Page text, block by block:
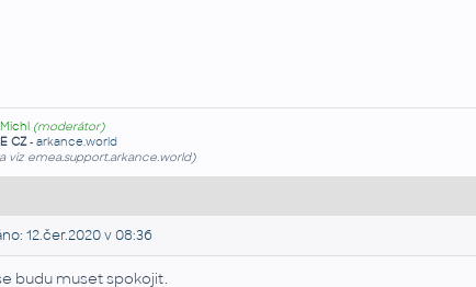
(moderátor)
CZ- arkance.world
viz emea.support.arkance.world)
12.čer.2020 v 08:36
budu muset spokojit.